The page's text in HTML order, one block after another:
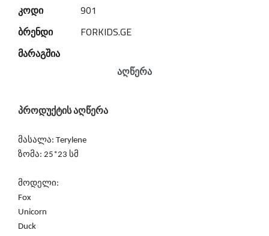
კოდი
901
ბრენდი
FORKIDS.GE
მარაგშია
აღწერა
პროდუქტის აღწერა
მასალა: Terylene
ზომა: 25*23 სმ
მოდელი:
Fox
Unicorn
Duck